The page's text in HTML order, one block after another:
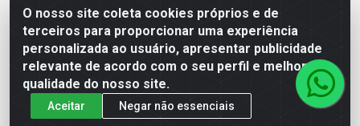
O nosso site coleta cookies próprios e de
terceiros para proporcionar uma experiência
personalizada ao usuário, apresentar publicidade
relevante de acordo com o seu perfil e melhorar a
qualidade do nosso site.
Aceitar
Negar não essenciais
Auto Qualidade Comercio de Pecas LTDA - Quadra Qi
23, S/N, Lote 05/06 - Taguatinga, Brasília/DF - CEP
72.135-230 - CNPJ 72.617.459/0001-40